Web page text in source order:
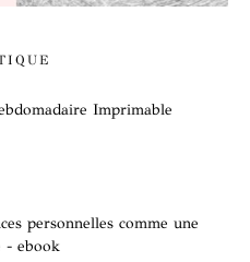
Imprimable
personnelles comme une
- ebook